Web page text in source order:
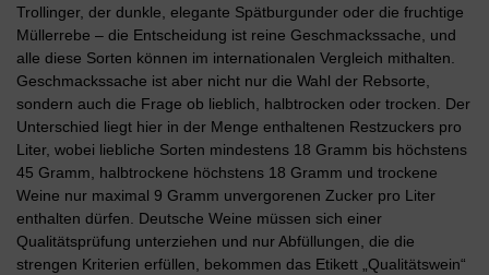
Trollinger, der dunkle, elegante Spätburgunder oder die fruchtige
Müllerrebe – die Entscheidung ist reine Geschmackssache, und
alle diese Sorten können im internationalen Vergleich mithalten.
Geschmackssache ist aber nicht nur die Wahl der Rebsorte,
sondern auch die Frage ob lieblich, halbtrocken oder trocken. Der
Unterschied liegt hier in der Menge enthaltenen Restzuckers pro
Liter, wobei liebliche Sorten mindestens 18 Gramm bis höchstens
45 Gramm, halbtrockene höchstens 18 Gramm und trockene
Weine nur maximal 9 Gramm unvergorenen Zucker pro Liter
enthalten dürfen. Deutsche Weine müssen sich einer
Qualitätsprüfung unterziehen und nur Abfüllungen, die die
strengen Kriterien erfüllen, bekommen das Etikett „Qualitätswein“